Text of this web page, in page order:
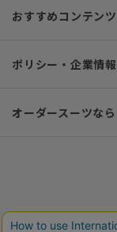
おすすめコンテンツ
ポリシー・企業情報
オーダースーツな